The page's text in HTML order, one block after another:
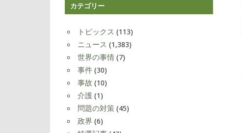
カテゴリー
トピックス (113)
ニュース (1,383)
世界の事情(7)
事件(30)
事故 (10)
介護 (1)
問題の対策(45)
政界 (6)